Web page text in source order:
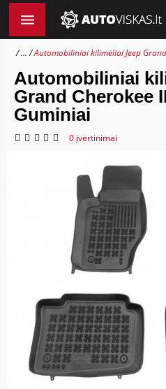
... Automobiliniai kilimėliai Jeep
Automobiliniai
Grand Cherokee
Guminiai
0 įvertinimai